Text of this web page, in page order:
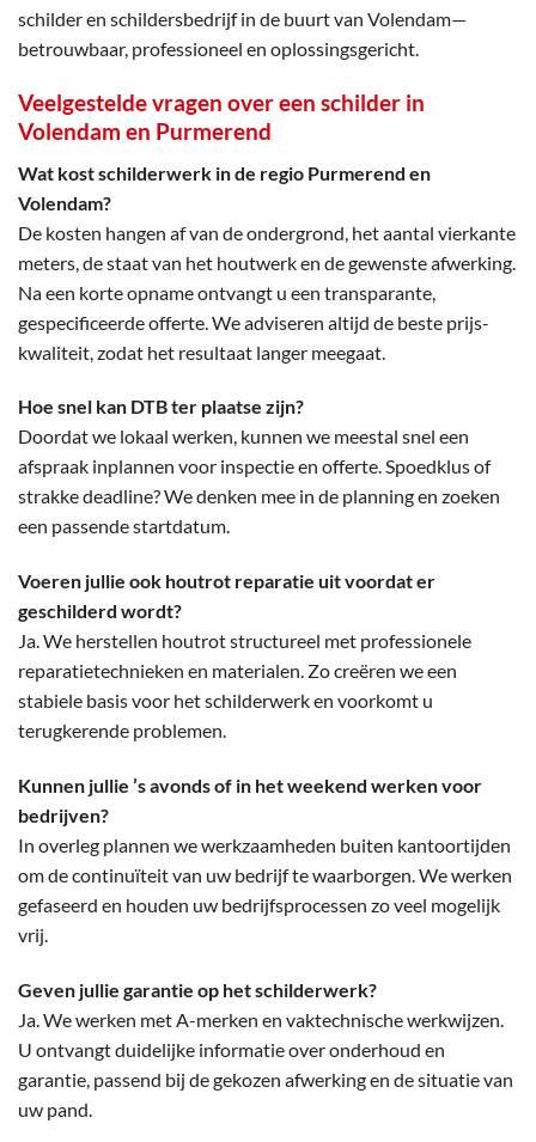
schilder en schildersbedrijf in de buurt van Volendam—
betrouwbaar, professioneel en oplossingsgericht.
Veelgestelde vragen over een schilder in
Volendam en Purmerend
Wat kost schilderwerk in de regio Purmerend en
Volendam?
De kosten hangen af van de ondergrond, het aantal vierkante
meters, de staat van het houtwerk en de gewenste afwerking.
Na een korte opname ontvangt u een transparante,
gespecificeerde offerte. We adviseren altijd de beste prijs-
kwaliteit, zodat het resultaat langer meegaat.
Hoe snel kan DTB ter plaatse zijn?
Doordat we lokaal werken, kunnen we meestal snel een
afspraak inplannen voor inspectie en offerte. Spoedklus of
strakke deadline? We denken mee in de planning en zoeken
een passende startdatum.
Voeren jullie ook houtrot reparatie uit voordat er
geschilderd wordt?
Ja. We herstellen houtrot structureel met professionele
reparatietechnieken en materialen. Zo creëren we een
stabiele basis voor het schilderwerk en voorkomt u
terugkerende problemen.
Kunnen jullie ’s avonds of in het weekend werken voor
bedrijven?
In overleg plannen we werkzaamheden buiten kantoortijden
om de continuïteit van uw bedrijf te waarborgen. We werken
gefaseerd en houden uw bedrijfsprocessen zo veel mogelijk
vrij.
Geven jullie garantie op het schilderwerk?
Ja. We werken met A-merken en vaktechnische werkwijzen.
U ontvangt duidelijke informatie over onderhoud en
garantie, passend bij de gekozen afwerking en de situatie van
uw pand.